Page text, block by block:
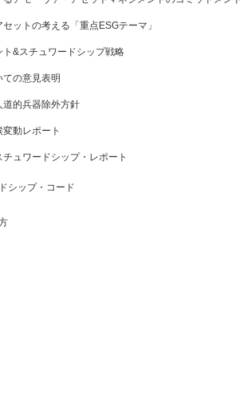
ットの考える「重点ESGテーマ」
ト&スチュワードシップ戦略
の意見表明
道的兵器除外方針
動レポート
ュワードシップ・レポート
シップ・コード